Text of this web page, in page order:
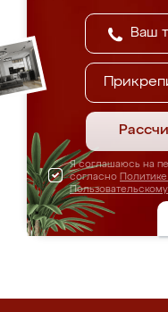
Я соглашаюсь на
согласно